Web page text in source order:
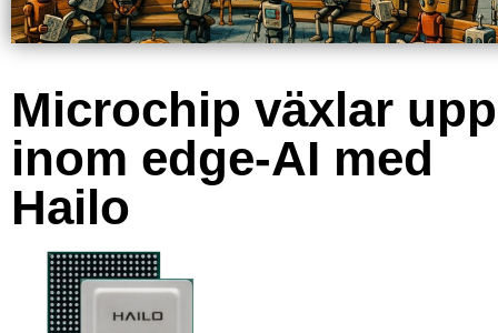
Microchip växlar upp
inom edge-AI med
Hailo